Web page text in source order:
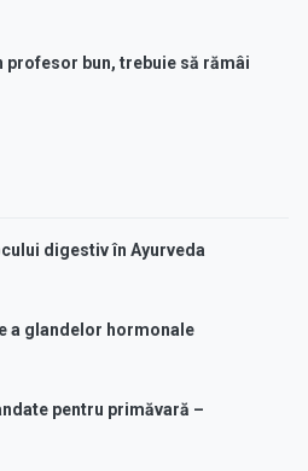
profesor bun, trebuie să rămâi
digestiv în Ayurveda
a glandelor hormonale
pentru primăvară –